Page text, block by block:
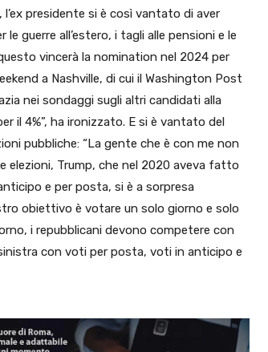
presidente si è così vantato di aver
guerre all’estero, i tagli alle pensioni e le
vincerà la nomination nel 2024 per
a Nashville, di cui il Washington Post
nei sondaggi sugli altri candidati alla
il 4%”, ha ironizzato. E si è vantato del
pubbliche: “La gente che è con me non
elezioni, Trump, che nel 2020 aveva fatto
e per posta, si è a sorpresa
obiettivo è votare un solo giorno e solo
i repubblicani devono competere con
con voti per posta, voti in anticipo e